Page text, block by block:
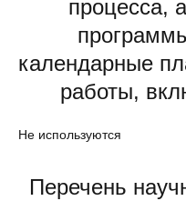
процесса,
календарные
работы,
Не используются
Перечень